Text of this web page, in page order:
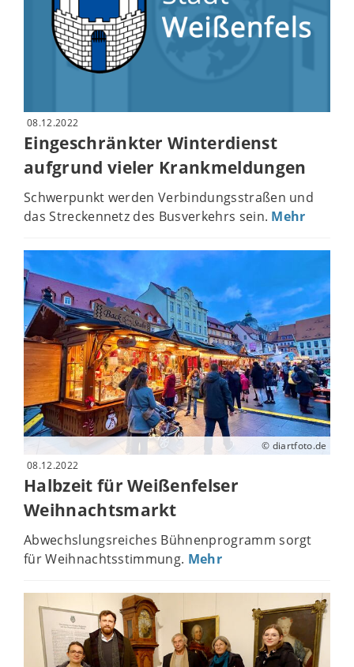
08.12.2022
Eingeschränkter Winterdienst
aufgrund vieler Krankmeldungen
Schwerpunkt werden Verbindungsstraßen und
das Streckennetz des Busverkehrs sein. Mehr
© diartfoto.de
08.12.2022
Halbzeit für Weißenfelser
Weihnachtsmarkt
Abwechslungsreiches Bühnenprogramm sorgt
für Weihnachtsstimmung. Mehr